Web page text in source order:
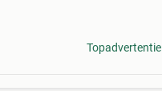
Topadvertentie